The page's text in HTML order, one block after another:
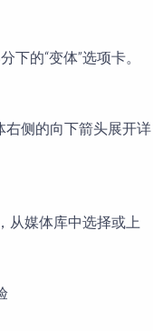
下的“变体”选项卡。
右侧的向下箭头展开详
从媒体库中选择或上